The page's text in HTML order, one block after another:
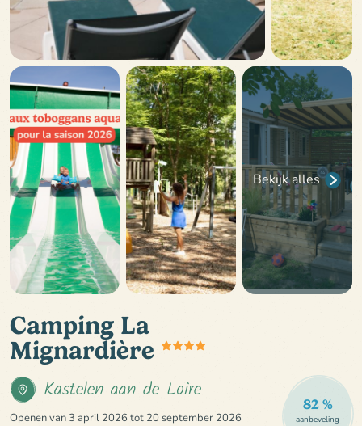
Bekijk alles
Camping La
Mignardière
Kastelen aan de Loire
Openen van 3 april 2026 tot 20 september 2026
82 %
aanbeveling